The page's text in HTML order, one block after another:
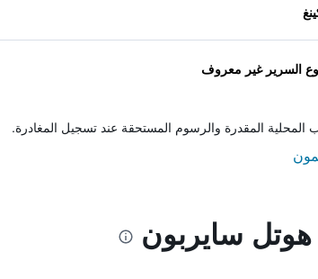
المقدرة والرسوم المستحقة عند تسجيل المغادرة.
سايربون